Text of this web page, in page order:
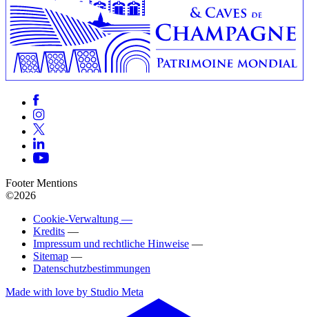
Footer Mentions
©2026
Cookie-Verwaltung —
Kredits —
Impressum und rechtliche Hinweise —
Sitemap —
Datenschutzbestimmungen
Made with love by Studio Meta